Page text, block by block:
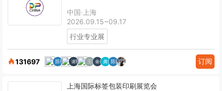
中国·上海
2026.09.15~09.17
行业专业展
131697 订阅
上海国际标签包装印刷展览会